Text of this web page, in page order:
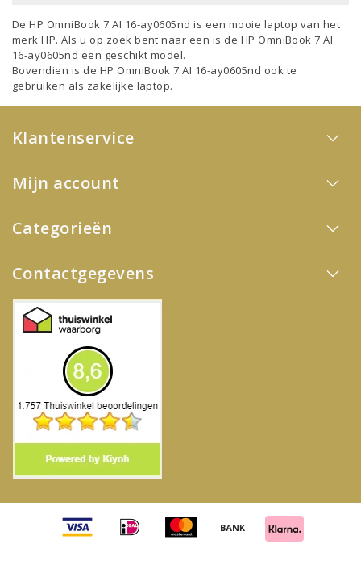
De HP OmniBook 7 AI 16-ay0605nd is een mooie laptop van het
merkHP. Als u op zoek bent naar een is de HP OmniBook 7 AI
16-ay0605nd een geschikt model.
Bovendien is de HP OmniBook 7 AI 16-ay0605nd ook te
gebruiken als zakelijke laptop.
Klantenservice
Mijn account
Categorieën
Contactgegevens